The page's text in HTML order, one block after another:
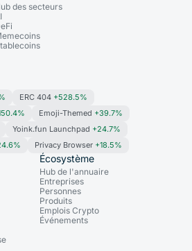
des secteurs
ERC 404 +528.5%
Emoji-Themed +39.7%
Yoink.fun Launchpad +24.7%
Privacy Browser +18.5%
Écosystème
Hub de l'annuaire
Entreprises
Personnes
Produits
Emplois Crypto
Événements